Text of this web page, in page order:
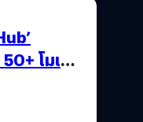
โมเดล